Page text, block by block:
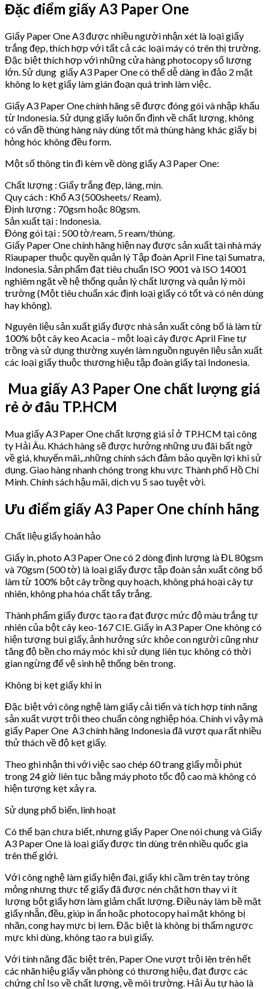
Đặc điểm giấy A3 Paper One
Giấy Paper One A3 được nhiều người nhận xét là loại giấy
trắng đẹp, thích hợp với tất cả các loại máy có trên thị trường.
Đặc biệt thích hợp với những cửa hàng photocopy số lượng
lớn. Sử dụng giấy A3 Paper One có thể dễ dàng in đảo 2 mặt
không lo kẹt giấy làm gián đoạn quá trình làm việc.
Giấy A3 Paper One chính hãng sẽ được đóng gói và nhập khẩu
từ Indonesia. Sử dụng giấy luôn ổn định về chất lượng, không
có vấn đề thùng hàng này dùng tốt mà thùng hàng khác giấy bị
hỏng hóc không đều form.
Một số thông tin đi kèm về dòng giấy A3 Paper One:
Chất lượng : Giấy trắng đẹp, láng, mịn.
Quy cách : Khổ A3 (500sheets/ Ream).
Định lượng : 70gsm hoặc 80gsm.
Sản xuất tại : Indonesia.
Đóng gói tại : 500 tờ/ream, 5 ream/thùng.
Giấy Paper One chính hãng hiện nay được sản xuất tại nhà máy
Riaupaper thuộc quyền quản lý Tập đoàn April Fine tại Sumatra,
Indonesia. Sản phẩm đạt tiêu chuẩn ISO 9001 và ISO 14001
nghiêm ngặt về hệ thống quản lý chất lượng và quản lý môi
trường (Một tiêu chuẩn xác định loại giấy có tốt và có nên dùng
hay không).
Nguyên liệu sản xuất giấy được nhà sản xuất công bố là làm từ
100% bột cây keo Acacia – một loại cây được April Fine tự
trồng và sử dụng thường xuyên làm nguồn nguyên liệu sản xuất
các loại giấy thuộc thương hiệu tập đoàn giấy tại Indonesia.
Mua giấy A3 Paper One chất lượng giá
rẻ ở đâu TP.HCM
Mua giấy A3 Paper One chất lượng giá sỉ ở TP.HCM tại công
ty Hải Âu. Khách hàng sẽ được hưởng những ưu đãi bất ngờ
về giá, khuyến mãi,..những chính sách đảm bảo quyền lợi khi sử
dụng. Giao hàng nhanh chóng trong khu vực Thành phố Hồ Chí
Minh. Chính sách hậu mãi, dịch vụ 5 sao tuyệt vời.
Ưu điểm giấy A3 Paper One chính hãng
Chất liệu giấy hoàn hảo
Giấy in, photo A3 Paper One có 2 dòng định lượng là ĐL 80gsm
và 70gsm (500 tờ) là loại giấy được tập đoàn sản xuất công bố
làm từ 100% bột cây trồng quy hoạch, không phá hoại cây tự
nhiên, không pha hóa chất tẩy trắng.
Thành phẩm giấy được tạo ra đạt được mức độ màu trắng tự
nhiên của bột cây keo-167 CIE. Giấy in A3 Paper One không có
hiện tượng bụi giấy, ảnh hưởng sức khỏe con người cũng như
tăng độ bền cho máy móc khi sử dụng liên tục không có thời
gian ngừng để vệ sinh hệ thống bên trong.
Không bị kẹt giấy khi in
Đặc biệt với công nghệ làm giấy cải tiến và tích hợp tính năng
sản xuất vượt trội theo chuẩn công nghiệp hóa. Chính vì vậy mà
giấy Paper One A3 chính hãng Indonesia đã vượt qua rất nhiều
thử thách về độ kẹt giấy.
Theo ghi nhận thì với việc sao chép 60 trang giấy mỗi phút
trong 24 giờ liên tục bằng máy photo tốc độ cao mà không có
hiện tượng kẹt xảy ra.
Sử dụng phổ biến, linh hoạt
Có thể bạn chưa biết, nhưng giấy Paper One nói chung và Giấy
A3 Paper One là loại giấy được tin dùng trên nhiều quốc gia
trên thế giới.
Với công nghệ làm giấy hiện đại, giấy khi cầm trên tay trông
mỏng nhưng thực tế giấy đã được nén chặt hơn thay vì ít
lượng bột giấy hơn làm giảm chất lượng. Điều này làm bề mặt
giấy nhẵn, đều, giúp in ấn hoặc photocopy hai mặt không bị
nhăn, cong hay mực bị lem. Đặc biệt là không bị thấm ngược
mực khi dùng, không tạo ra bụi giấy.
Với tính năng đặc biệt trên, Paper One vượt trội lên trên hết
các nhãn hiệu giấy văn phòng có thương hiệu, đạt được các
chứng chỉ Iso về chất lượng, về môi trường. Hải Âu tự hào là